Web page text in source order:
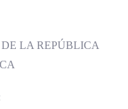
DE LA REPÚBLICA